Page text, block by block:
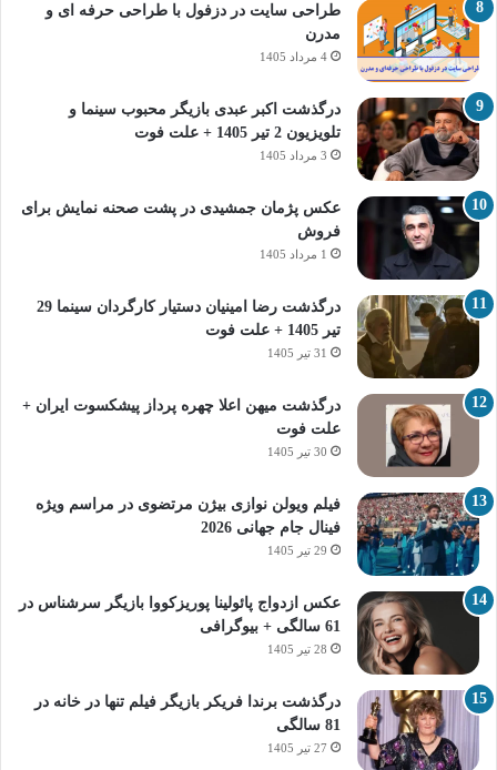
طراحی سایت در دزفول با طراحی حرفه‌ ای و
مدرن
4 مرداد 1405
درگذشت اکبر عبدی بازیگر محبوب سینما و
تلویزیون 2 تیر 1405 + علت فوت
3 مرداد 1405
عکس پژمان جمشیدی در پشت صحنه نمایش برای
فروش
1 مرداد 1405
درگذشت رضا امینیان دستیار کارگردان سینما 29
تیر 1405 + علت فوت
31 تیر 1405
درگذشت میهن اعلا چهره پرداز پیشکسوت ایران +
علت فوت
30 تیر 1405
فیلم ویولن نوازی بیژن مرتضوی در مراسم ویژه
فینال جام جهانی 2026
29 تیر 1405
عکس ازدواج پائولینا پوریزکووا بازیگر سرشناس در
61 سالگی + بیوگرافی
28 تیر 1405
درگذشت برندا فریکر بازیگر فیلم تنها در خانه در
81 سالگی
27 تیر 1405